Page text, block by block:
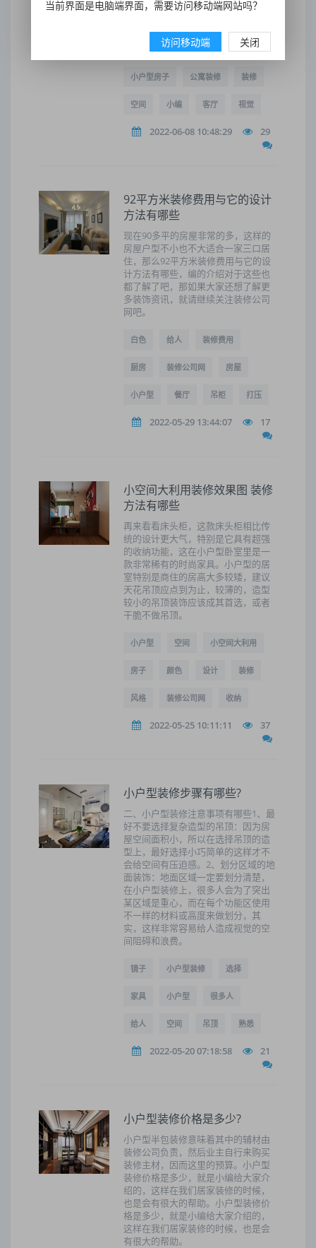
桌不显笨重,线条纤细,小户型里选择这
房子 生活
小户型房子 公寓装修 装修
空间 小编 客厅 视觉
2022-06-08 10:48:29 29
92平方米装修费用与它的设计
方法有哪些
现在90多平的房屋非常的多，这样的
房屋户型不小也不大适合一家三口居
住，那么92平方米装修费用与它的设
计方法有哪些，编的介绍对于这些也
都了解了吧，那如果大家还想了解更
多装饰资讯，就请继续关注装修公司
网吧。
白色 给人 装修费用
厨房 装修公司网 房屋
小户型 餐厅 吊柜 打压
2022-05-29 13:44:07 17
小空间大利用装修效果图 装修
方法有哪些
再来看看床头柜，这款床头柜相比传
统的设计更大气，特别是它具有超强
的收纳功能，这在小户型卧室里是一
款非常稀有的时尚家具。小户型的居
室特别是商住的房高大多较矮，建议
天花吊顶应点到为止，较薄的，造型
较小的吊顶装饰应该成其首选，或者
干脆不做吊顶。
小户型 空间 小空间大利用
房子 颜色 设计 装修
风格 装修公司网 收纳
2022-05-25 10:11:11 37
小户型装修步骤有哪些?
二、小户型装修注意事项有哪些1、最
好不要选择复杂造型的吊顶：因为房
屋空间面积小，所以在选择吊顶的造
型上，最好选择小巧简单的这样才不
会给空间有压迫感。2、划分区域的地
面装饰：地面区域一定要划分清楚，
在小户型装修上，很多人会为了突出
某区域是重心，而在每个功能区使用
不一样的材料或高度来做划分，其
实，这样非常容易给人造成视觉的空
间阻碍和浪费。
镜子 小户型装修 选择
家具 小户型 很多人
给人 空间 吊顶 熟悉
2022-05-20 07:18:58 21
小户型装修价格是多少?
小户型半包装修意味着其中的辅材由
装修公司负责，然后业主自行来购买
装修主材，因而这里的预算。小户型
装修价格是多少，就是小编给大家介
绍的，这样在我们居家装修的时候，
也是会有很大的帮助。小户型装修价
格是多少，就是小编给大家介绍的，
这样在我们居家装修的时候，也是会
有很大的帮助。
当前界面是电脑端界面，需要访问移动端网站吗？
访问移动端 关闭